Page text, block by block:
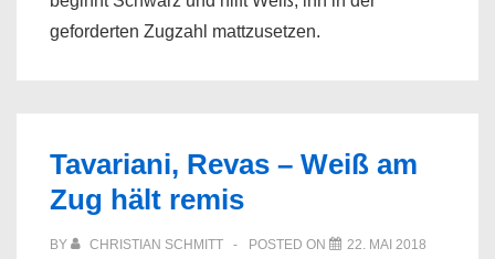
geforderten Zugzahl mattzusetzen.
Tavariani, Revas – Weiß am
Zug hält remis
BY CHRISTIAN SCHMITT POSTED ON
22. MAI 2018